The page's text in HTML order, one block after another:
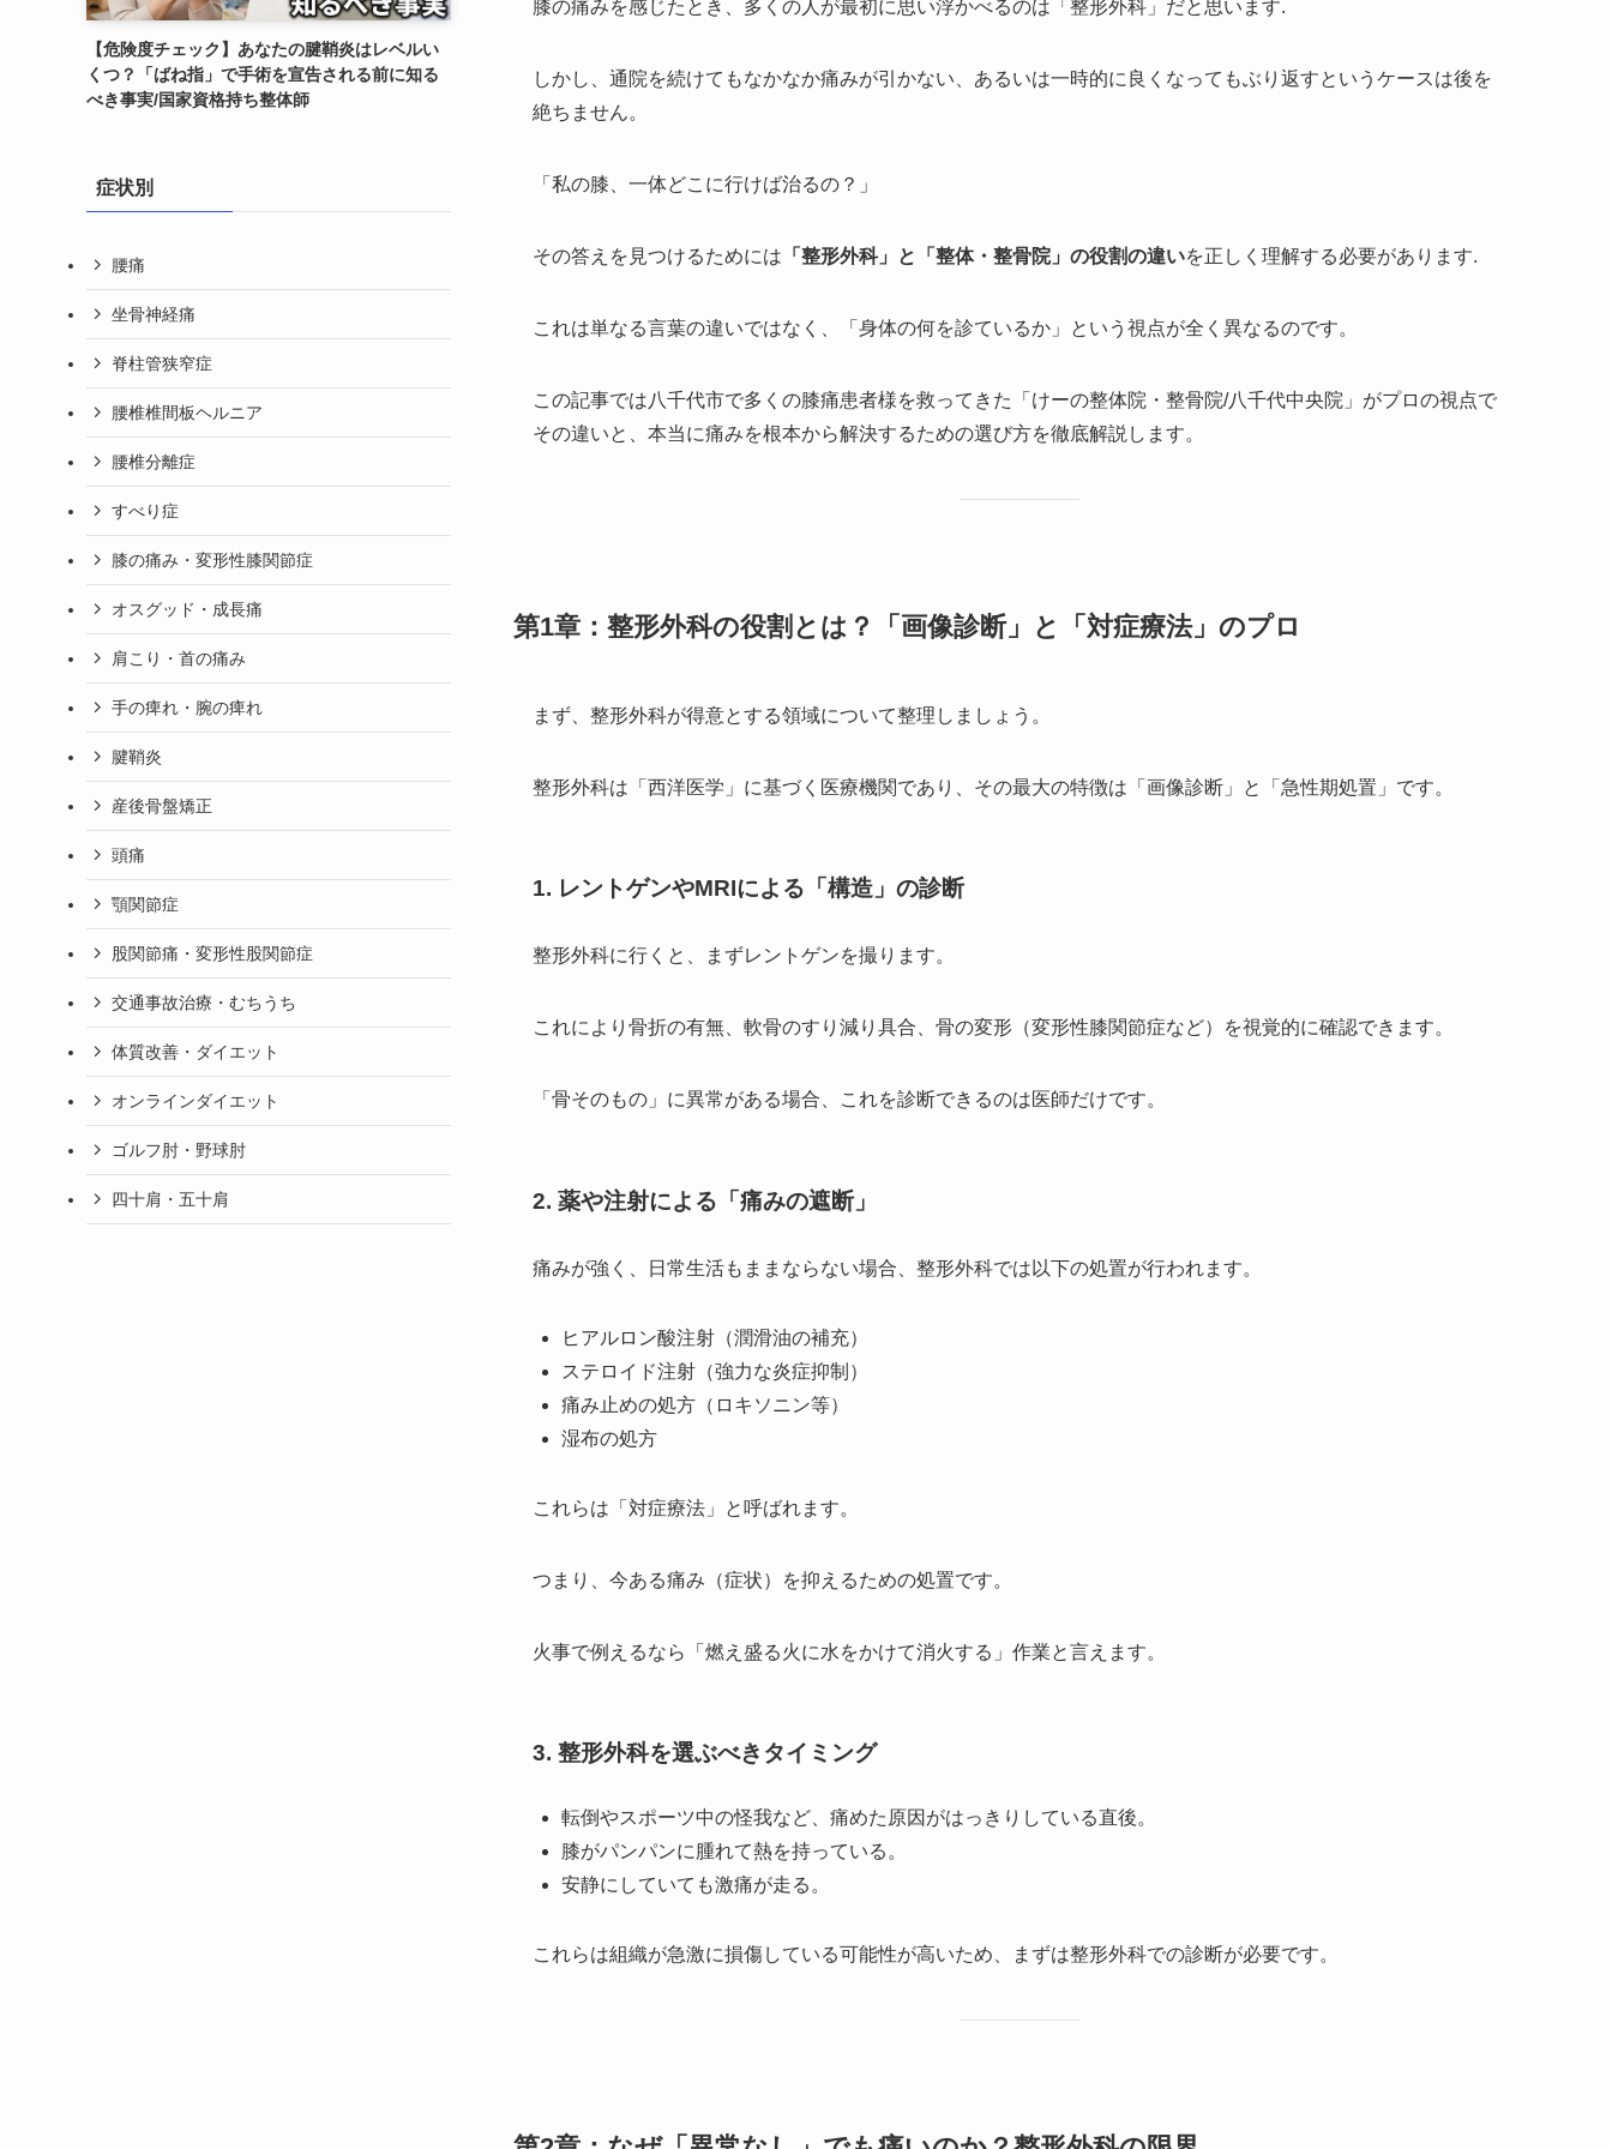
膝の痛みを感じたとき、多くの人が最初に思い浮かべるのは「整形外科」だと思います.
しかし、通院を続けてもなかなか痛みが引かない、あるいは一時的に良くなってもぶり返すというケースは後を
絶ちません。
「私の膝、一体どこに行けば治るの？」
その答えを見つけるためには 「整形外科」と「整体・整骨院」の役割の違いを正しく理解する必要があります.
これは単なる言葉の違いではなく、「身体の何を診ているか」という視点が全く異なるのです。
この記事では八千代市で多くの膝痛患者様を救ってきた「けーの整体院・整骨院/八千代中央院」がプロの視点で
その違いと、本当に痛みを根本から解決するための選び方を徹底解説します。
第1章：整形外科の役割とは？「画像診断」と「対症療法」のプロ
まず、整形外科が得意とする領域について整理しましょう。
整形外科は「西洋医学」に基づく医療機関であり、その最大の特徴は「画像診断」と「急性期処置」です。
1. レントゲンやMRIによる「構造」の診断
整形外科に行くと、まずレントゲンを撮ります。
これにより骨折の有無、軟骨のすり減り具合、骨の変形（変形性膝関節症など）を視覚的に確認できます。
「骨そのもの」に異常がある場合、これを診断できるのは医師だけです。
2. 薬や注射による「痛みの遮断」
痛みが強く、日常生活もままならない場合、整形外科では以下の処置が行われます。
ヒアルロン酸注射（潤滑油の補充）
ステロイド注射（強力な炎症抑制）
痛み止めの処方（ロキソニン等）
湿布の処方
これらは「対症療法」と呼ばれます。
つまり、今ある痛み（症状）を抑えるための処置です。
火事で例えるなら「燃え盛る火に水をかけて消火する」作業と言えます。
3. 整形外科を選ぶべきタイミング
転倒やスポーツ中の怪我など、痛めた原因がはっきりしている直後。
膝がパンパンに腫れて熱を持っている。
安静にしていても激痛が走る。
これらは組織が急激に損傷している可能性が高いため、まずは整形外科での診断が必要です。
【危険度チェック】あなたの腱鞘炎はレベルい
くつ？「ばね指」で手術を宣告される前に知る
べき事実/国家資格持ち整体師
症状別
腰痛
坐骨神経痛
脊柱管狭窄症
腰椎椎間板ヘルニア
腰椎分離症
すべり症
膝の痛み・変形性膝関節症
オスグッド・成長痛
肩こり・首の痛み
手の痺れ・腕の痺れ
腱鞘炎
産後骨盤矯正
頭痛
顎関節症
股関節痛・変形性股関節症
交通事故治療・むちうち
体質改善・ダイエット
オンラインダイエット
ゴルフ肘・野球肘
四十肩・五十肩